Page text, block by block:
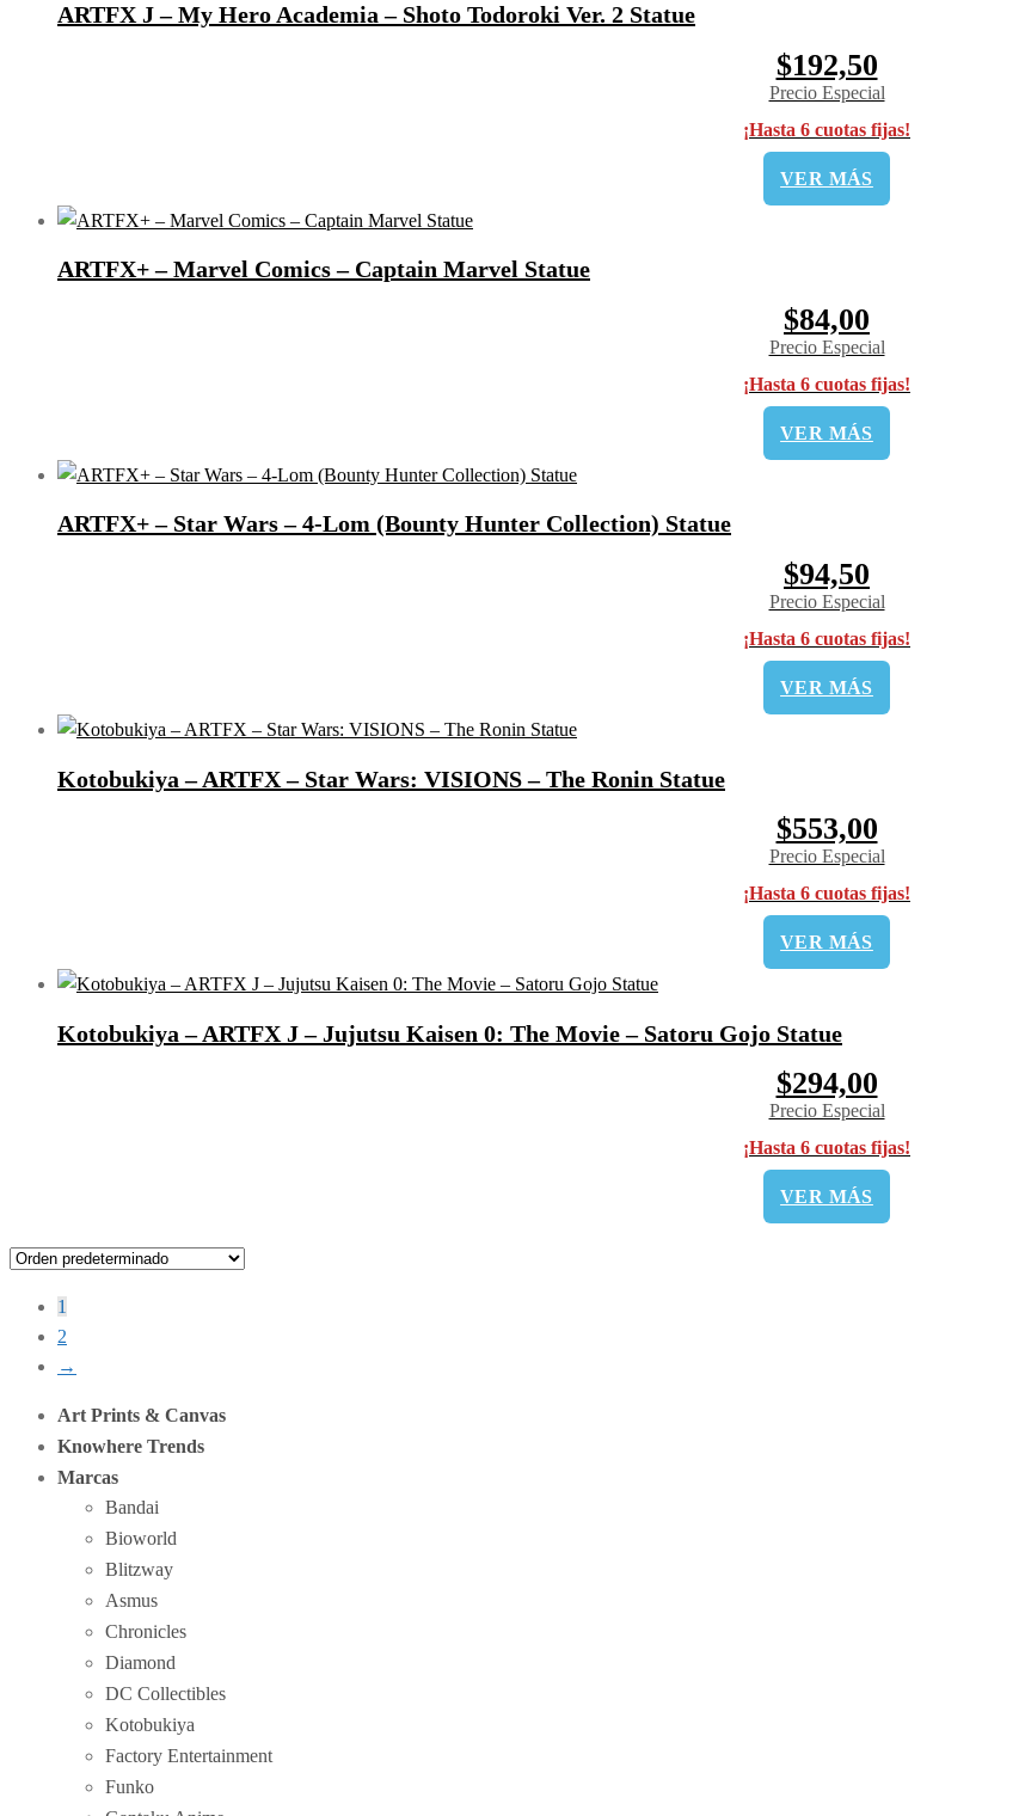
ARTFX J – My Hero Academia – Shoto Todoroki Ver. 2 Statue
$192,50
Precio Especial
¡Hasta 6 cuotas fijas!
VER MÁS
ARTFX+ – Marvel Comics – Captain Marvel Statue
$84,00
Precio Especial
¡Hasta 6 cuotas fijas!
VER MÁS
ARTFX+ – Star Wars – 4-Lom (Bounty Hunter Collection) Statue
$94,50
Precio Especial
¡Hasta 6 cuotas fijas!
VER MÁS
Kotobukiya – ARTFX – Star Wars: VISIONS – The Ronin Statue
$553,00
Precio Especial
¡Hasta 6 cuotas fijas!
VER MÁS
Kotobukiya – ARTFX J – Jujutsu Kaisen 0: The Movie – Satoru Gojo Statue
$294,00
Precio Especial
¡Hasta 6 cuotas fijas!
VER MÁS
1
2
→
Art Prints & Canvas
Knowhere Trends
Marcas
Bandai
Bioworld
Blitzway
Asmus
Chronicles
Diamond
DC Collectibles
Kotobukiya
Factory Entertainment
Funko